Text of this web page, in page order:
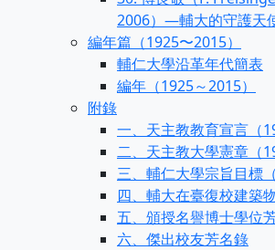
2006）—輔大的守護天
編年篇（1925〜2015）
輔仁大學沿革年代簡表
編年（1925～2015）
附錄
一、天主教教育宣言（
二、天主教大學憲章（
三、輔仁大學宗旨目標
四、輔大在臺復校建築
五、頒授名譽博士學位
六、傑出校友芳名錄